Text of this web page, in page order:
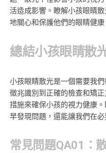
活造成影響。瞭解小孩眼睛
地關心和保護他們的眼睛健康
總結小孩眼睛散
小孩眼睛散光是一個需要我
徵兆識別到正確的檢查和矯
措施來確保小孩的視力健康
早發現問題，還能讓我們在
常見問題QA01：